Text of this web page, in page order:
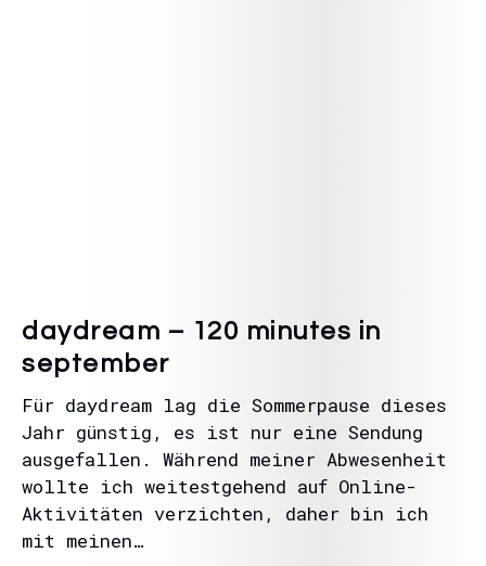
daydream – 120 minutes in
september
Für daydream lag die Sommerpause dieses
Jahr günstig, es ist nur eine Sendung
ausgefallen. Während meiner Abwesenheit
wollte ich weitestgehend auf Online-
Aktivitäten verzichten, daher bin ich
mit meinen…